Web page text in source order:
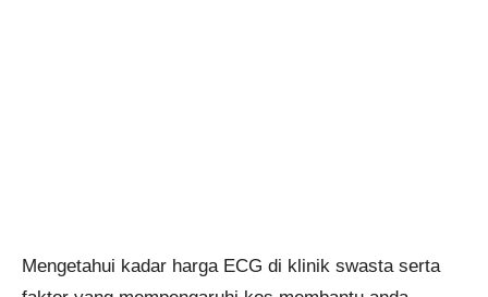
Mengetahui kadar harga ECG di klinik swasta serta